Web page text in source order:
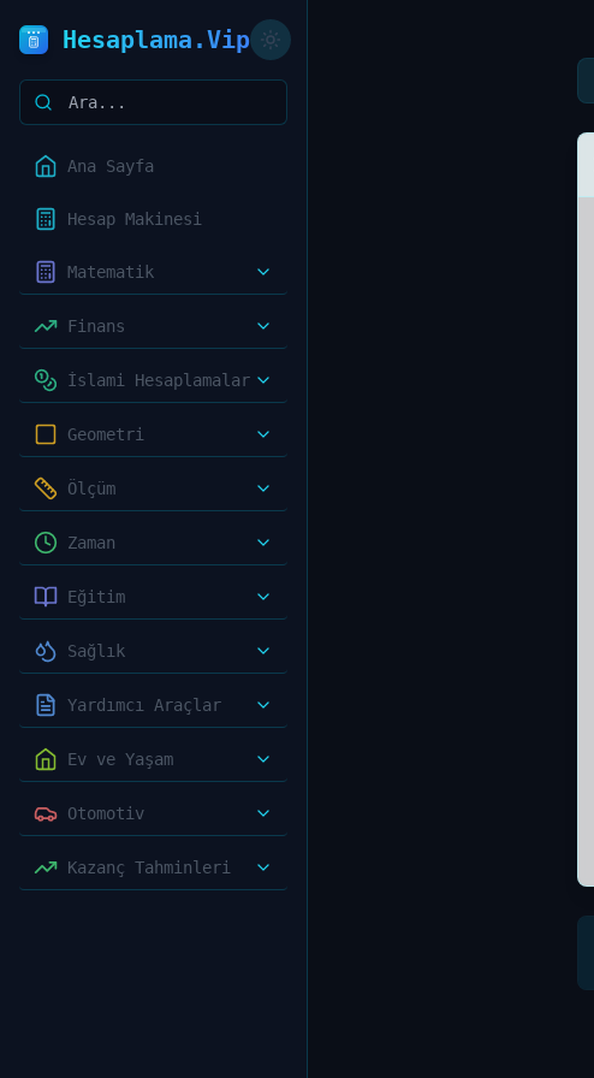
Hesaplama.Vip
Ana Sayfa
Hesap Makinesi
Matematik
Finans
İslami Hesaplamalar
Geometri
Ölçüm
Zaman
Eğitim
Sağlık
Yardımcı Araçlar
Ev ve Yaşam
Otomotiv
Kazanç Tahminleri